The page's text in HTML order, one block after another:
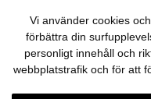
Vi använder cookies
förbättra din
personligt innehåll och
webbplatstrafik och för att
Hoppa till innehållet